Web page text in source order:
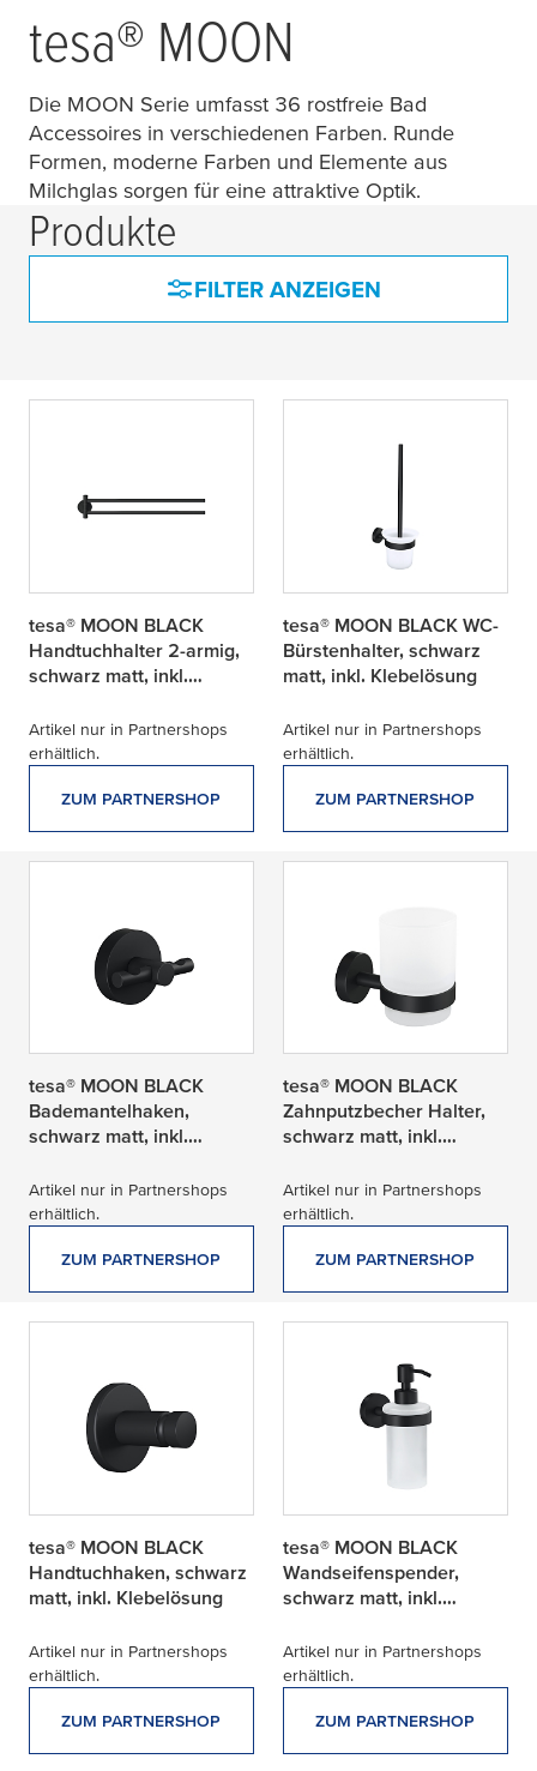
tesa® MOON
Die MOON Serie umfasst 36 rostfreie Bad
Accessoires in verschiedenen Farben. Runde
Formen, moderne Farben und Elemente aus
Milchglas sorgen für eine attraktive Optik.
Produkte
FILTER ANZEIGEN
tesa® MOON BLACK
Handtuchhalter 2-armig,
schwarz matt, inkl.
Artikel nur in Partnershops
erhältlich.
ZUM PARTNERSHOP
tesa® MOON BLACK WC-
Bürstenhalter, schwarz
matt, inkl. Klebelösung
Artikel nur in Partnershops
erhältlich.
ZUM PARTNERSHOP
tesa® MOON BLACK
Bademantelhaken,
schwarz matt, inkl.
Artikel nur in Partnershops
erhältlich.
ZUM PARTNERSHOP
tesa® MOON BLACK
Zahnputzbecher Halter,
schwarz matt, inkl.
Artikel nur in Partnershops
erhältlich.
ZUM PARTNERSHOP
tesa® MOON BLACK
Handtuchhaken, schwarz
matt, inkl. Klebelösung
Artikel nur in Partnershops
erhältlich.
ZUM PARTNERSHOP
tesa® MOON BLACK
Wandseifenspender,
schwarz matt, inkl.
Artikel nur in Partnershops
erhältlich.
ZUM PARTNERSHOP